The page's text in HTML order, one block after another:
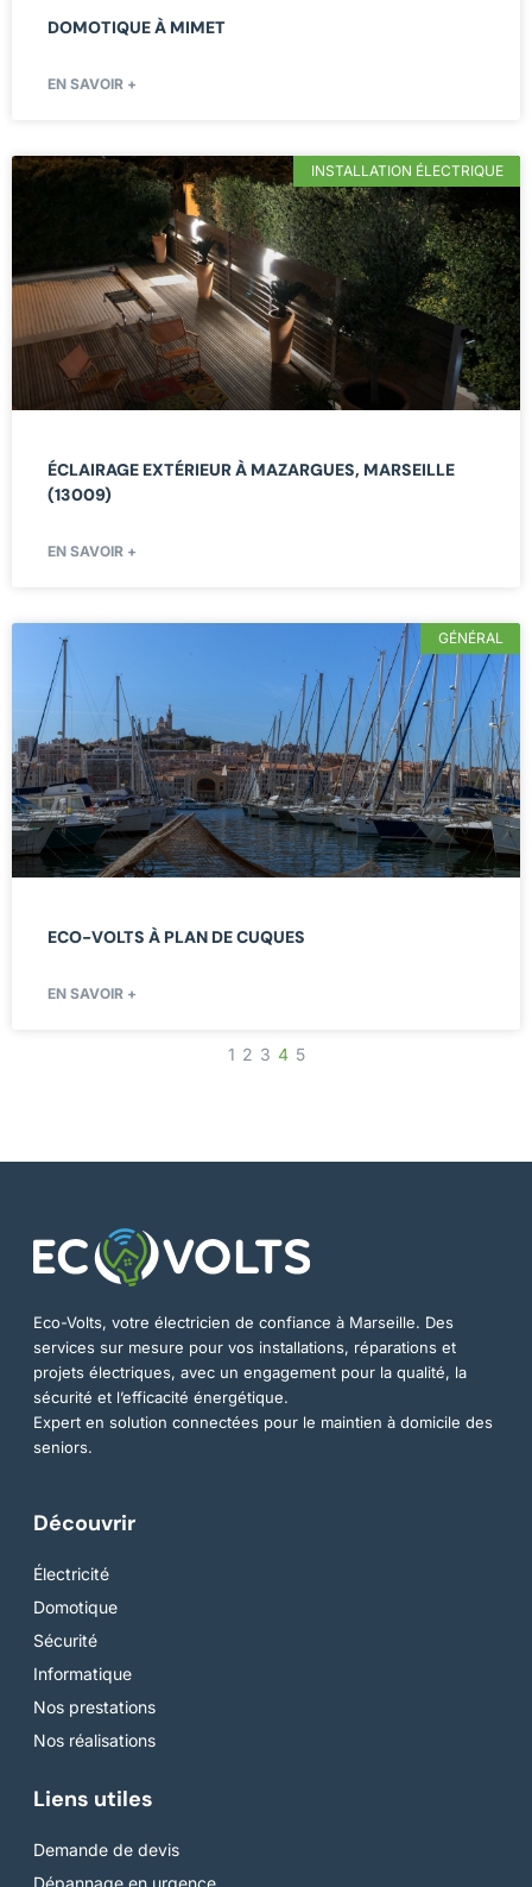
DOMOTIQUE À MIMET
EN SAVOIR +
INSTALLATION ÉLECTRIQUE
ÉCLAIRAGE EXTÉRIEUR À MAZARGUES, MARSEILLE
(13009)
EN SAVOIR +
GÉNÉRAL
ECO-VOLTS À PLAN DE CUQUES
EN SAVOIR +
1 2 3 4 5
Eco-Volts, votre électricien de confiance à Marseille. Des
services sur mesure pour vos installations, réparations et
projets électriques, avec un engagement pour la qualité, la
sécurité et l’efficacité énergétique.
Expert en solution connectées pour le maintien à domicile des
seniors.
Découvrir
Électricité
Domotique
Sécurité
Informatique
Nos prestations
Nos réalisations
Liens utiles
Demande de devis
Dépannage en urgence